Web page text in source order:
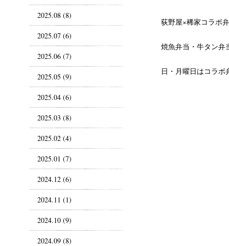
荻野屋×稀家コラボ
焼魚弁当・牛タン弁
日・月曜日はコラボ
2025.08 (8)
2025.07 (6)
2025.06 (7)
2025.05 (9)
2025.04 (6)
2025.03 (8)
2025.02 (4)
2025.01 (7)
2024.12 (6)
2024.11 (1)
2024.10 (9)
2024.09 (8)